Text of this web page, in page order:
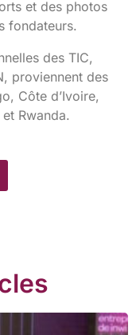
et des photos
fondateurs.
des TIC,
proviennent des
Côte d’Ivoire,
Rwanda.